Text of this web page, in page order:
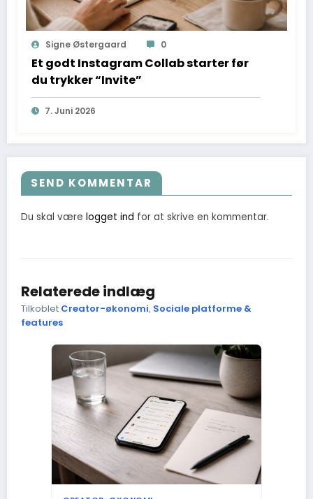
Signe Østergaard 0
Et godt Instagram Collab starter før
du trykker “Invite”
7. Juni 2026
SEND KOMMENTAR
Du skal være logget ind for at skrive en kommentar.
Relaterede indlæg
Tilkoblet Creator-økonomi, Sociale platforme &
features